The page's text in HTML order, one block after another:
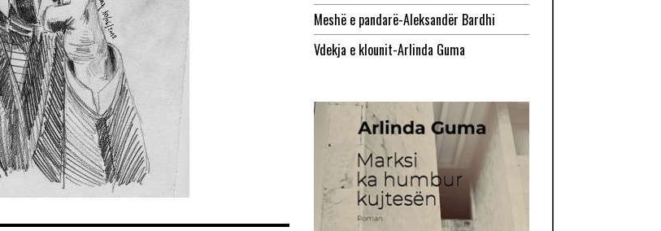
Meshë e pandarë-Aleksandër Bardhi
Vdekja e klounit-Arlinda Guma